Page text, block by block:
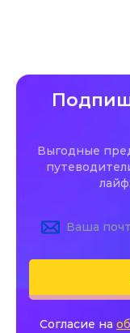
Выгодные
Согласие на